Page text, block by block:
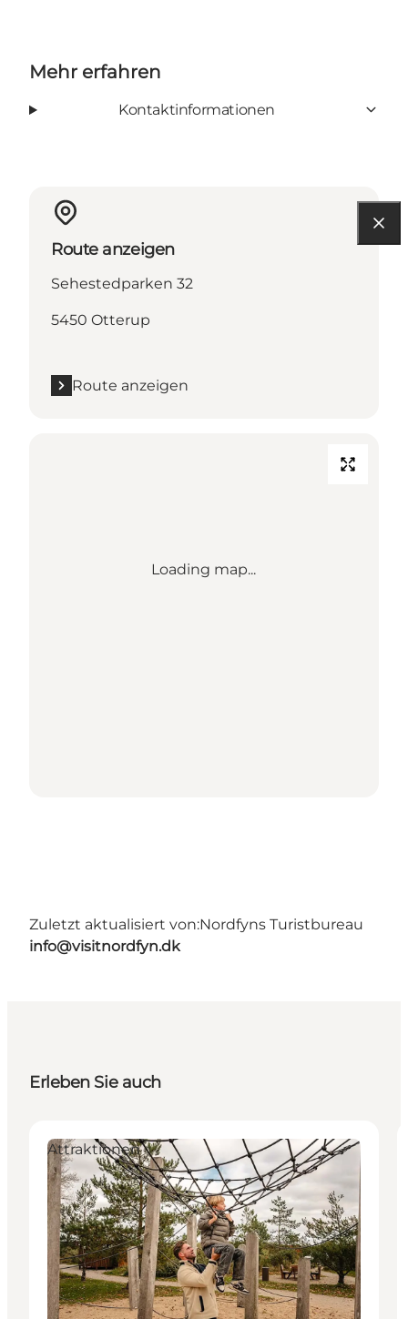
Mehr erfahren
Kontaktinformationen
Route anzeigen
Sehestedparken 32
5450 Otterup
Route anzeigen
Loading map...
Zuletzt aktualisiert von:Nordfyns Turistbureau
info@visitnordfyn.dk
Erleben Sie auch
Attraktionen